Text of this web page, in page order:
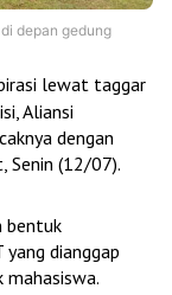
depan gedung
lewat taggar
Aliansi
dengan
Senin (12/07).
bentuk
dianggap
mahasiswa.